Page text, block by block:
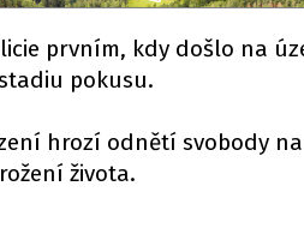
prvním, kdy došlo na
pokusu.
hrozí odnětí svobody
života.